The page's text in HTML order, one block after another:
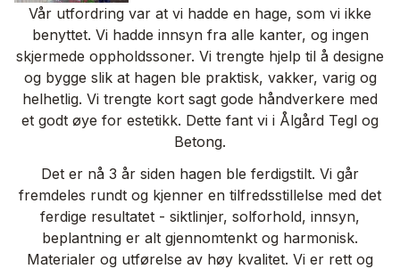
Vår utfordring var at vi hadde en hage, som vi ikke
benyttet. Vi hadde innsyn fra alle kanter, og ingen
skjermede oppholdssoner. Vi trengte hjelp til å designe
og bygge slik at hagen ble praktisk, vakker, varig og
helhetlig. Vi trengte kort sagt gode håndverkere med
et godt øye for estetikk. Dette fant vi i Ålgård Tegl og
Betong.
Det er nå 3 år siden hagen ble ferdigstilt. Vi går
fremdeles rundt og kjenner en tilfredsstillelse med det
ferdige resultatet - siktlinjer, solforhold, innsyn,
beplantning er alt gjennomtenkt og harmonisk.
Materialer og utførelse av høy kvalitet. Vi er rett og